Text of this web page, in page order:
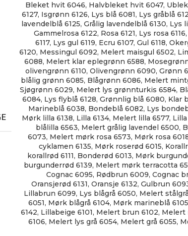
Bleket hvit 6046, Halvbleket hvit 6047,
6127, Isgrønn 6126, Lys blå 6081, Lys gråblå
lavendelblå 6125, Grålig lavendelblå 6130, Lys
Gammelrosa 6122, Rosa 6121, Lys rosa 6116,
6117, Lys gul 6119, Ecru 6107, Gul 6118,
6120, Messingul 6092, Melert maisgul 6502,
6088, Melert klar eplegrønn 6588,
olivengrønn 6110, Olivengrønn 6090, Grønn
blålig grønn 6085, Blågrønn 6086, Melert
Sjøgrønn 6029, Melert lys grønnturkis 6584,
6084, Lys flyblå 6128, Grønnlig blå 6080, Klar
Marineblå 6038, Bondeblå 6082, Lys
Mørk lilla 6138, Lilla 6134, Melert lilla 6577,
blålilla 6563, Melert grålig lavendel 6500,
6073, Melert mørk rosa 6573, Mørk rosa
cyklamen 6135, Mørk roserød 6015,
korallrød 6111, Bonderød 6013, Mørk
burgunderrød 6139, Melert mørk terracotta
Cognac 6095, Rødbrun 6009, Cognac
Oransjerød 6131, Oransje 6132, Gulbrun
Lillabrun 6099, Lys blågrå 6050, Melert
6051, Mørk blågrå 6104, Mørk marineblå 6105
6142, Lillabeige 6101, Melert brun 6102, Melert
6106, Melert lys grå 6054, Melert grå 6055,